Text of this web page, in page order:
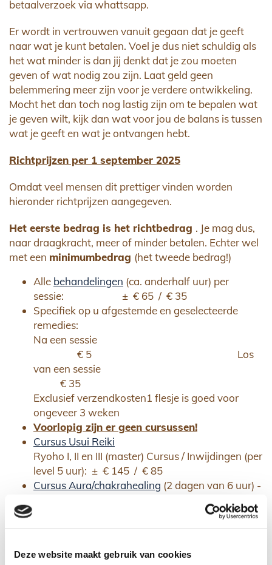
Deze website maakt gebruik van cookies
betaalverzoek via whattsapp.
Er wordt in vertrouwen vanuit gegaan dat je geeft
naar wat je kunt betalen. Voel je dus niet schuldig als
het wat minder is dan jij denkt dat je zou moeten
geven of wat nodig zou zijn. Laat geld geen
belemmering meer zijn voor je verdere ontwikkeling.
Mocht het dan toch nog lastig zijn om te bepalen wat
je geven wilt, kijk dan wat voor jou de balans is tussen
wat je geeft en wat je ontvangen hebt.
Richtprijzen per 1 september 2025
Omdat veel mensen dit prettiger vinden worden
hieronder richtprijzen aangegeven.
Het eerste bedrag is het richtbedrag . Je mag dus,
naar draagkracht, meer of minder betalen. Echter wel
met een minimumbedrag (het tweede bedrag!)
Alle behandelingen (ca. anderhalf uur) per
sessie: ± € 65 / € 35
Specifiek op u afgestemde en geselecteerde
remedies:
Na een sessie
€ 5 Los
van een sessie
€ 35
Exclusief verzendkosten1 flesje is goed voor
ongeveer 3 weken
Voorlopig zijn er geen cursussen!
Cursus Usui Reiki
Ryoho I, II en III (master) Cursus / Inwijdingen (per
level 5 uur): ± € 145 / € 85
Cursus Aura/chakrahealing (2 dagen van 6 uur) -
Oefendagdeel - max. 3 uur (deel betaald door
klant): ± € 70 / € 40
± € 70 / € 40